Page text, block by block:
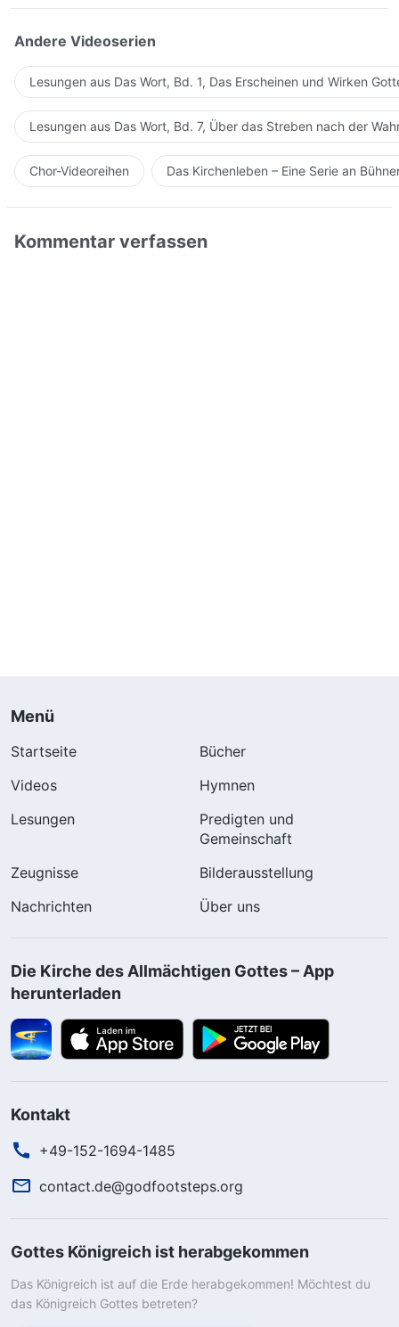
Andere Videoserien
Lesungen aus Das Wort, Bd. 1, Das Erscheinen und Wirken
Lesungen aus Das Wort, Bd. 7, Über das Streben nach der
Chor-Videoreihen Das Kirchenleben – Eine Serie an
Kommentar verfassen
Menü
Startseite
Bücher
Videos
Hymnen
Lesungen
Predigten und
Gemeinschaft
Zeugnisse
Bilderausstellung
Nachrichten
Über uns
Die Kirche des Allmächtigen Gottes – App
herunterladen
Kontakt
+49-152-1694-1485
contact.de@godfootsteps.org
Gottes Königreich ist herabgekommen
Das Königreich ist auf die Erde herabgekommen! Möchtest du
das Königreich Gottes betreten?